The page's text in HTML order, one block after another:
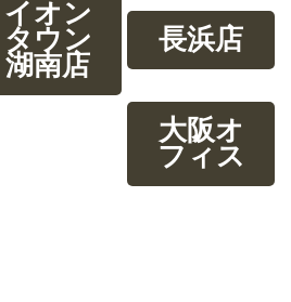
イオン
タウン
湖南店
長浜店
大阪オ
フィス